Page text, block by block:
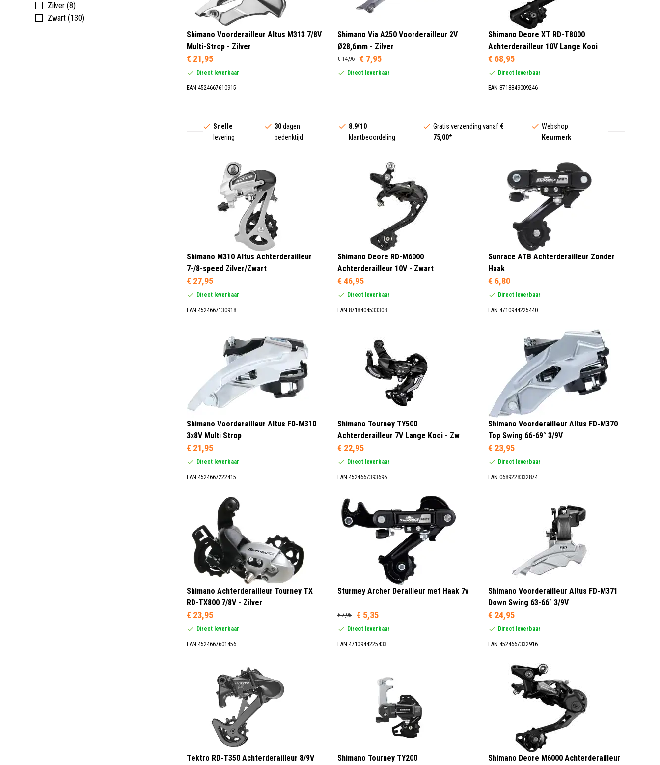
Zilver (8)
Zwart (130)
Shimano Voorderailleur Altus M313 7/8V
Multi-Strop - Zilver
€ 21,95
Direct leverbaar
EAN 4524667610915
Shimano Via A250 Voorderailleur 2V
Ø28,6mm - Zilver
€ 14,96 € 7,95
Direct leverbaar
Shimano Deore XT RD-T8000
Achterderailleur 10V Lange Kooi
€ 68,95
Direct leverbaar
EAN 8718849009246
Snelle
levering
30dagen
bedenktijd
8.9/10
klantbeoordeling
Gratis verzending vanaf €
75,00*
Webshop
Keurmerk
Shimano M310 Altus Achterderailleur
7-/8-speed Zilver/Zwart
€ 27,95
Direct leverbaar
EAN 4524667130918
Shimano Deore RD-M6000
Achterderailleur 10V - Zwart
€ 46,95
Direct leverbaar
EAN 8718404533308
Sunrace ATB Achterderailleur Zonder
Haak
€ 6,80
Direct leverbaar
EAN 4710944225440
Shimano Voorderailleur Altus FD-M310
3x8V Multi Strop
€ 21,95
Direct leverbaar
EAN 4524667222415
Shimano Tourney TY500
Achterderailleur 7V Lange Kooi - Zw
€ 22,95
Direct leverbaar
EAN 4524667393696
Shimano Voorderailleur Altus FD-M370
Top Swing 66-69° 3/9V
€ 23,95
Direct leverbaar
EAN 0689228332874
Shimano Achterderailleur Tourney TX
RD-TX800 7/8V - Zilver
€ 23,95
Direct leverbaar
EAN 4524667601456
Sturmey Archer Derailleur met Haak 7v
€ 7,95 € 5,35
Direct leverbaar
EAN 4710944225433
Shimano Voorderailleur Altus FD-M371
Down Swing 63-66° 3/9V
€ 24,95
Direct leverbaar
EAN 4524667332916
Tektro RD-T350 Achterderailleur 8/9V
Shimano Tourney TY200
Shimano Deore M6000 Achterderailleur